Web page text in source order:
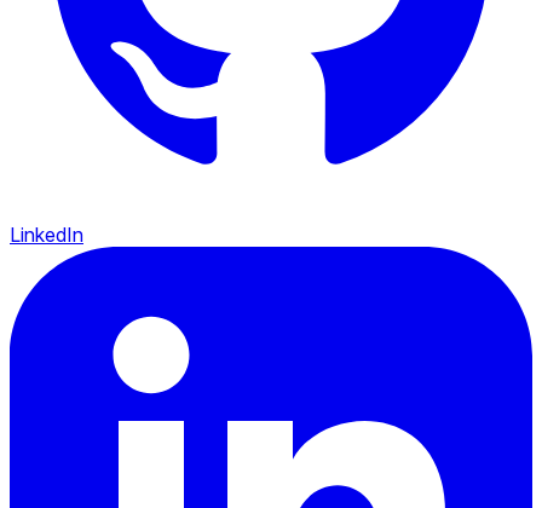
LinkedIn